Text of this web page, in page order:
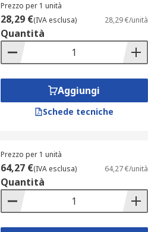
Prezzo per 1 unità
28,29 €(IVA esclusa) 28,29 €/unità
Quantità
Aggiungi
Schede tecniche
Prezzo per 1 unità
64,27 €(IVA esclusa) 64,27 €/unità
Quantità